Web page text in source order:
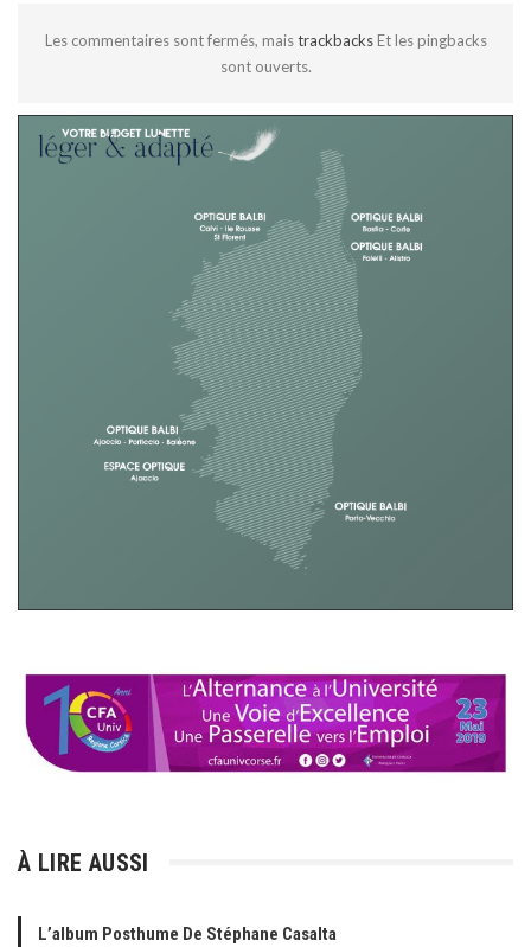
Les commentaires sont fermés, maistrackbacks Et les pingbacks
sont ouverts.
À LIRE AUSSI
L’album Posthume De Stéphane Casalta